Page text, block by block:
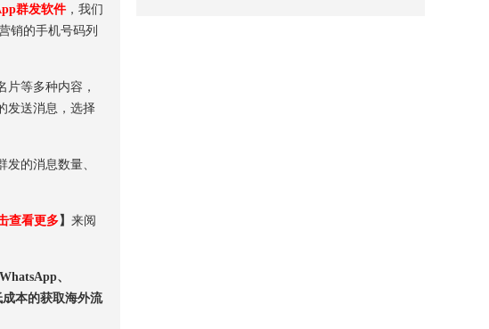
群发软件 ，我们
销的手机号码列
等多种内容，
发送消息，选择
的消息数量、
查看更多】来阅
、
本的获取海外流